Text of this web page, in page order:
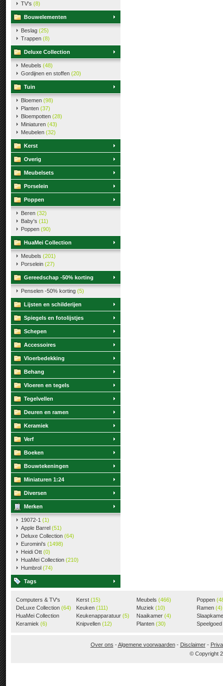
TV's (8)
Bouwelementen
Beslag (25)
Trappen (8)
Deluxe Collection
Meubels (48)
Gordijnen en stoffen (20)
Tuin
Bloemen (98)
Planten (37)
Bloempotten (28)
Miniaturen (43)
Meubelen (32)
Kerst
Overig
Meubelsets
Porselein
Poppen
Beren (32)
Baby's (11)
Poppen (90)
HuaMei Collection
Meubels (201)
Porselein (27)
Gereedschap -50% korting
Penselen -50% korting (5)
Lijsten en schilderijen
Spiegels en fotolijstjes
Schepen
Accessoires
Vloerbedekking
Behang
Vloeren en tegels
Tegelvellen
Deuren en ramen
Keramiek
Verf
Boeken
Bouwtekeningen
Miniaturen 1:24
Diversen
Merken
19072-1 (1)
Apple Barrel (51)
Deluxe Collection (64)
Euromini's (1498)
Heidi Ott (0)
HuaMei Collection (210)
Humbrol (74)
Tags
Computers & TV's
(18)
DeLuxe Collection (64)
HuaMei Collection
(205)
Keramiek (6)
Kerst (15)
Keuken (111)
Keukenapparatuur (5)
Knipvellen (12)
Meubels (466)
Muziek (10)
Naaikamer (4)
Planten (30)
Poppen
Ramen (4)
Speelgoed
Over ons -Algemene voorwaarden- Disclaimer-
© Copyright